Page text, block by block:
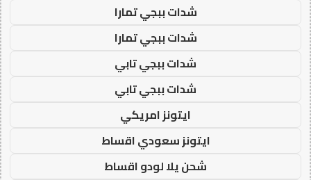
شدات ببجي تمارا
شدات ببجي تمارا
شدات ببجي تابي
شدات ببجي تابي
ايتونز امريكي
ايتونز سعودي اقساط
شحن يلا لودو اقساط